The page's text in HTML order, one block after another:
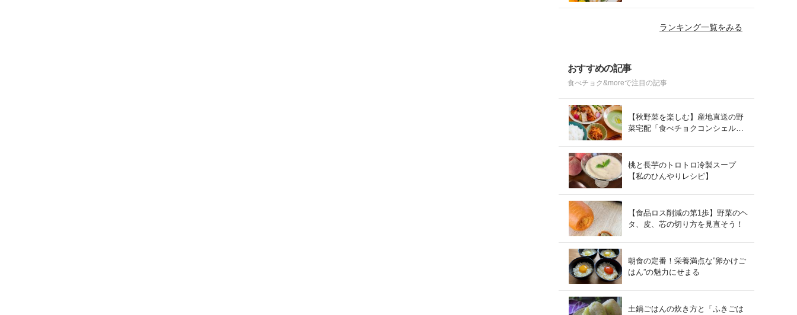
ランキング一覧をみる
おすすめの記事
食べチョク&moreで注目の記事
【秋野菜を楽しむ】産地直送の野
菜宅配「食べチョクコンシェルジ
桃と長芋のトロトロ冷製スープ
【私のひんやりレシピ】
【食品ロス削減の第1歩】野菜のヘ
タ、皮、芯の切り方を見直そう！
朝食の定番！栄養満点な”卵かけご
はん”の魅力にせまる
土鍋ごはんの炊き方と「ふきごは